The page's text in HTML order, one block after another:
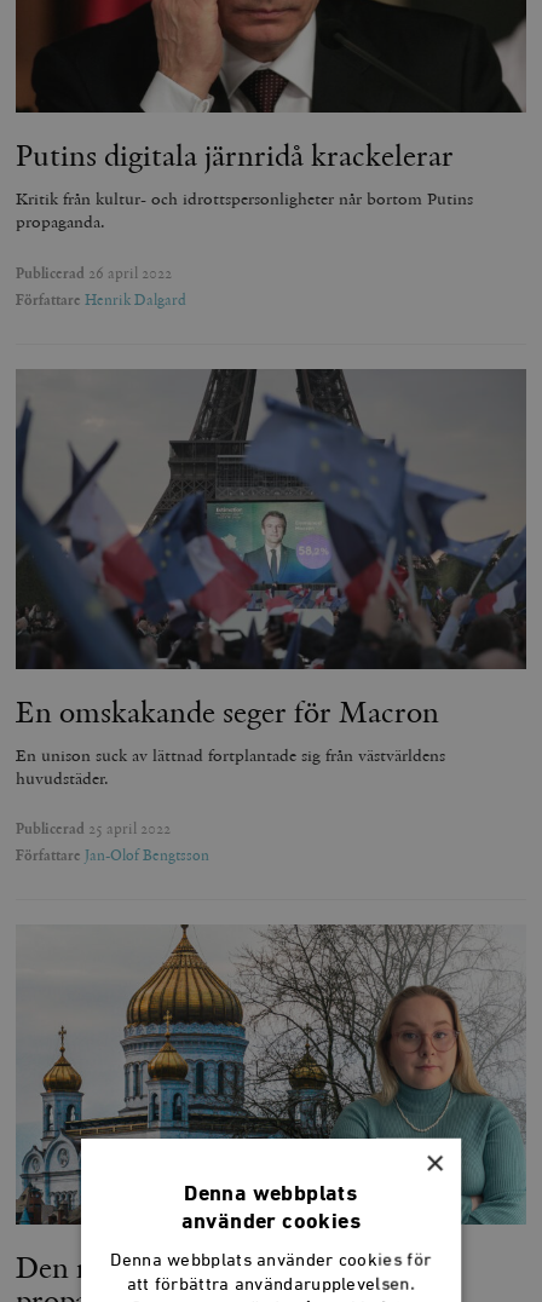
Putins digitala järnridå krackelerar
Kritik från kultur- och idrottspersonligheter når bortom Putins
propaganda.
Publicerad 26 april 2022
Författare Henrik Dalgard
En omskakande seger för Macron
En unison suck av lättnad fortplantade sig från västvärldens
huvudstäder.
Publicerad 25 april 2022
Författare Jan-Olof Bengtsson
Den rysk-ortodoxa kyrkan är ett
×
Denna webbplats
använder cookies
Denna webbplats använder cookies för
att förbättra användarupplevelsen.